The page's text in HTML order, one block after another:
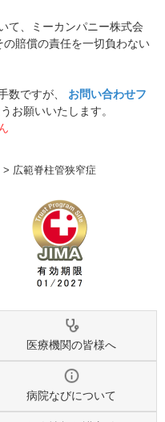
て、ミーカンパニー株式会
の賠償の責任を一切負わない
数ですが、 お問い合わせフ
お願いいたします。
> 広範脊柱管狭窄症
医療機関の皆様へ
病院なびについて